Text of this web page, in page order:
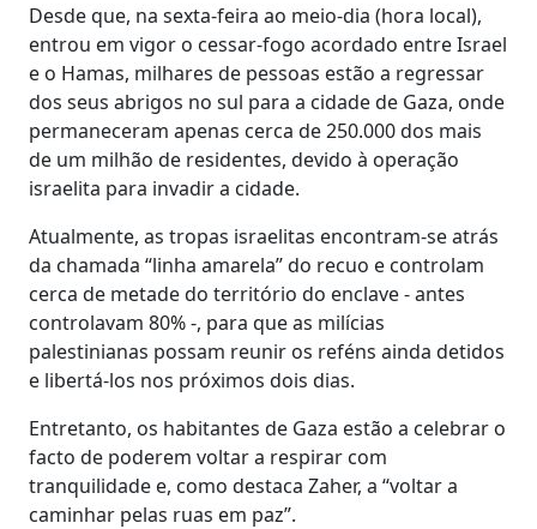
Desde que, na sexta-feira ao meio-dia (hora local),
entrou em vigor o cessar-fogo acordado entre Israel
e o Hamas, milhares de pessoas estão a regressar
dos seus abrigos no sul para a cidade de Gaza, onde
permaneceram apenas cerca de 250.000 dos mais
de um milhão de residentes, devido à operação
israelita para invadir a cidade.
Atualmente, as tropas israelitas encontram-se atrás
da chamada “linha amarela” do recuo e controlam
cerca de metade do território do enclave - antes
controlavam 80% -, para que as milícias
palestinianas possam reunir os reféns ainda detidos
e libertá-los nos próximos dois dias.
Entretanto, os habitantes de Gaza estão a celebrar o
facto de poderem voltar a respirar com
tranquilidade e, como destaca Zaher, a “voltar a
caminhar pelas ruas em paz”.